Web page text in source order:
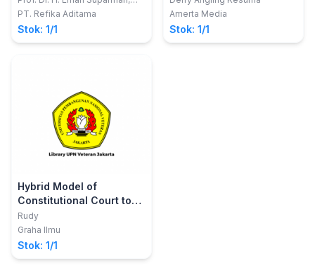
S.H., M.H.
PT. Refika Aditama
Stok: 1/1
HAM terhadap
perempuan korban dalam
proses SPPT (Sistem
Amerta Media
Stok: 1/1
Hybrid Model of
Constitutional Court to
Strengthen Indonesian
Constitutionalism
Rudy
Graha Ilmu
Stok: 1/1